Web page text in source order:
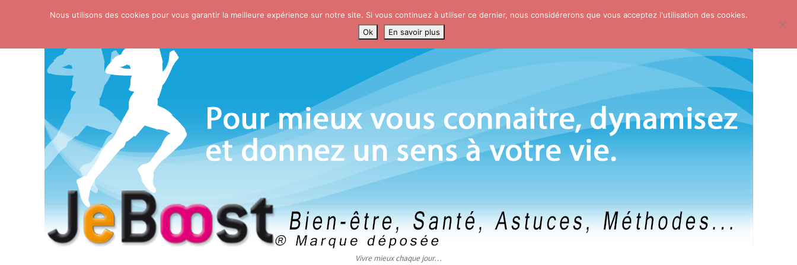
Skip to content
Vivre mieux chaque jour…
Nous utilisons des cookies pour vous garantir la meilleure expérience sur notre site. Si vous continuez à utiliser ce dernier, nous considérerons que vous acceptez l'utilisation des cookies.
Ok
En savoir plus